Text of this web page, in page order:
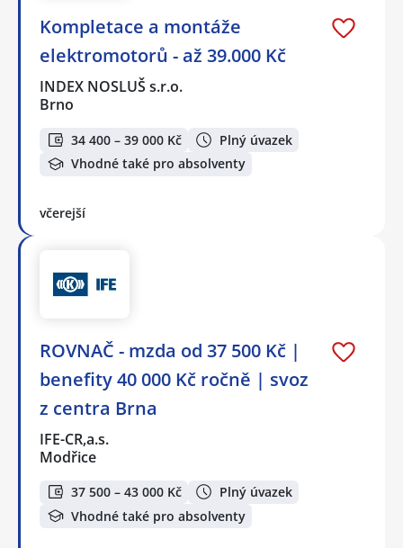
Kompletace a montáže
elektromotorů - až 39.000 Kč
INDEX NOSLUŠ s.r.o.
Brno
34 400 – 39 000 Kč
Plný úvazek
Vhodné také pro absolventy
včerejší
ROVNAČ - mzda od 37 500 Kč |
benefity 40 000 Kč ročně | svoz
z centra Brna
IFE-CR,a.s.
Modřice
37 500 – 43 000 Kč
Plný úvazek
Vhodné také pro absolventy